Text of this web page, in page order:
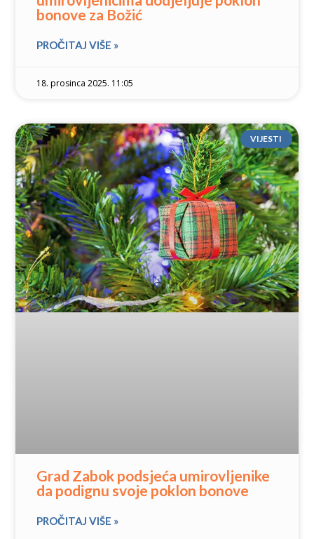
bonove za Božić
PROČITAJ VIŠE »
18. prosinca 2025. 11:05
VIJESTI
Grad Zabok podsjeća umirovljenike
da podignu svoje poklon bonove
PROČITAJ VIŠE »